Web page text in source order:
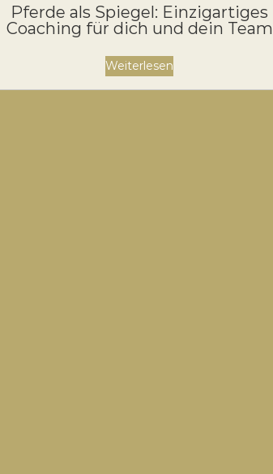
Pferde als Spiegel: Einzigartiges
Coaching für dich und dein Team
Weiterlesen